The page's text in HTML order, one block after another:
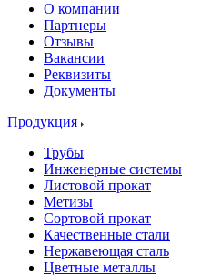
О компании
Партнеры
Отзывы
Вакансии
Реквизиты
Документы
Продукция
Трубы
Инженерные системы
Листовой прокат
Метизы
Сортовой прокат
Качественные стали
Нержавеющая сталь
Цветные металлы